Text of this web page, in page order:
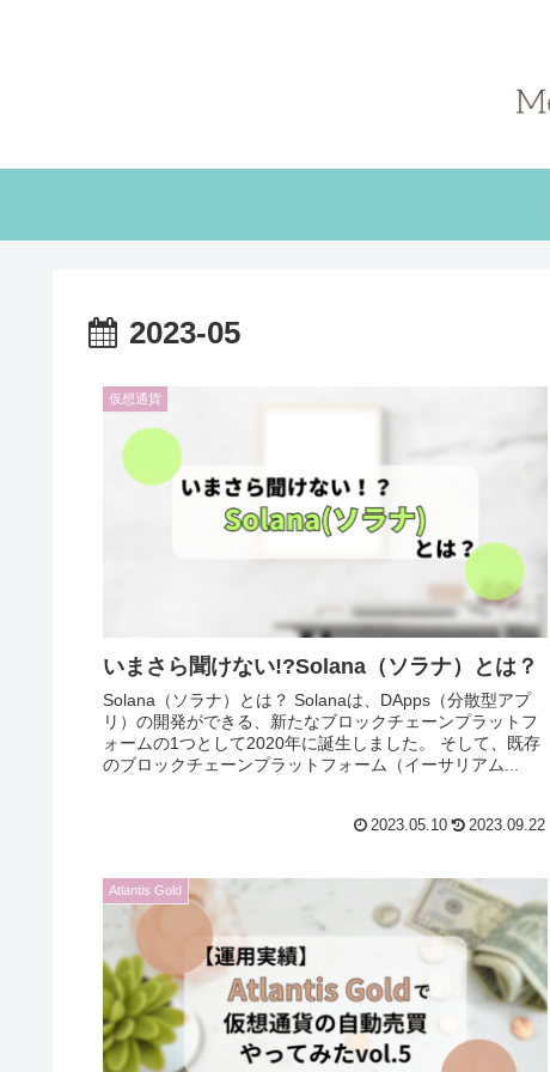
2023-05
仮想通貨
いまさら聞けない!?Solana（ソラナ）とは？
Solana（ソラナ）とは？ Solanaは、DApps（分散型アプ
リ）の開発ができる、新たなブロックチェーンプラットフ
ォームの1つとして2020年に誕生しました。 そして、既存
のブロックチェーンプラットフォーム（イーサリアム...
2023.05.10 2023.09.22
Atlantis Gold